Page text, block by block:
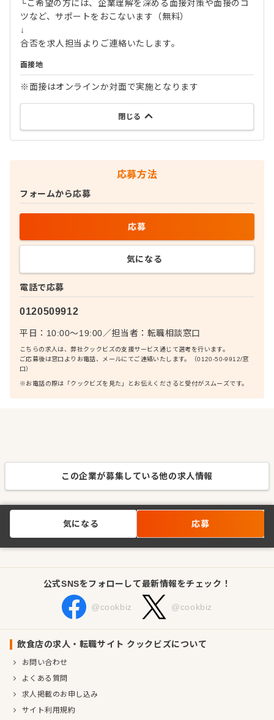
└ご希望の方には、企業理解を深める面接対策や面接のコ
ツなど、サポートをおこないます（無料）
↓
合否を求人担当よりご連絡いたします。
面接地
※面接はオンラインか対面で実施となります
閉じる
応募方法
電話で応募
0120509912
平日：10:00〜19:00／担当者： 転職相談窓口
こちらの求人は、弊社クックビズの支援サービス通じて選考を行います。
ご応募後は窓口よりお電話、メールにてご連絡いたします。（0120-50-9912/窓
口）
※お電話の際は「クックビズを見た」とお伝えくださると受付がスムーズです。
フォームから応募
応募
気になる
この企業が募集している他の求人情報
気になる 応募
公式SNSをフォローして最新情報をチェック！
@cookbiz @cookbiz
飲食店の求人・転職サイト クックビズについて
お問い合わせ
よくある質問
求人掲載のお申し込み
サイト利用規約